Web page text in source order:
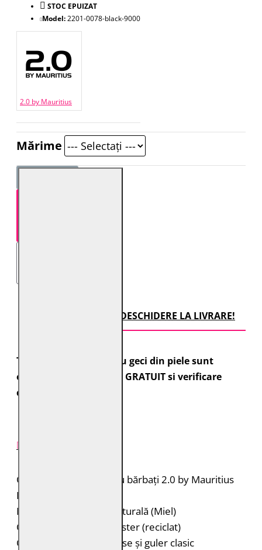
STOC EPUIZAT
Model:2201-0078-black-9000
2.0 by Mauritius
Mărime
TRANSPORT CU DESCHIDERE LA LIVRARE!
Toate comenzile pentru geci din piele sunt
expediate cu transport GRATUIT si verificare
colet.
Cămașă de piele pentru bărbați 2.0 by Mauritius
Brand: 2.0 by Mauritius
Material: 100% piele naturală (Miel)
Căptușeală: 100% poliester (reciclat)
Cămașă de piele cu capse și guler clasic